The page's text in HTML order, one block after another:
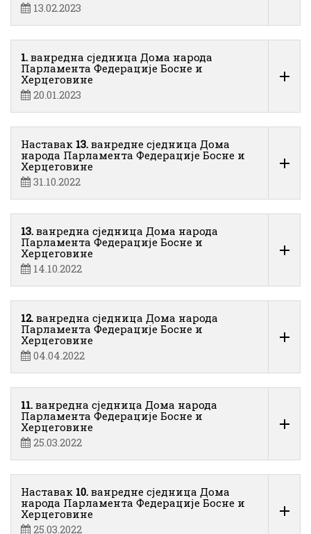
13.02.2023
1. ванредна сједница Дома народа
Парламента Федерације Босне и
Херцеговине
20.01.2023
Наставак 13. ванредне сједница Дома
народа Парламента Федерације Босне и
Херцеговине
31.10.2022
13. ванредна сједница Дома народа
Парламента Федерације Босне и
Херцеговине
14.10.2022
12. ванредна сједница Дома народа
Парламента Федерације Босне и
Херцеговине
04.04.2022
11. ванредна сједница Дома народа
Парламента Федерације Босне и
Херцеговине
25.03.2022
Наставак 10. ванредне сједница Дома
народа Парламента Федерације Босне и
Херцеговине
25.03.2022